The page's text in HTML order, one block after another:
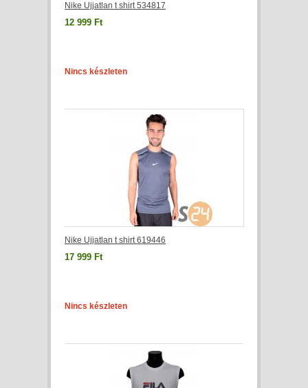
Nike Ujjatlan t shirt 534817
12 999 Ft
Nincs készleten
Nike Ujjatlan t shirt 619446
17 999 Ft
Nincs készleten